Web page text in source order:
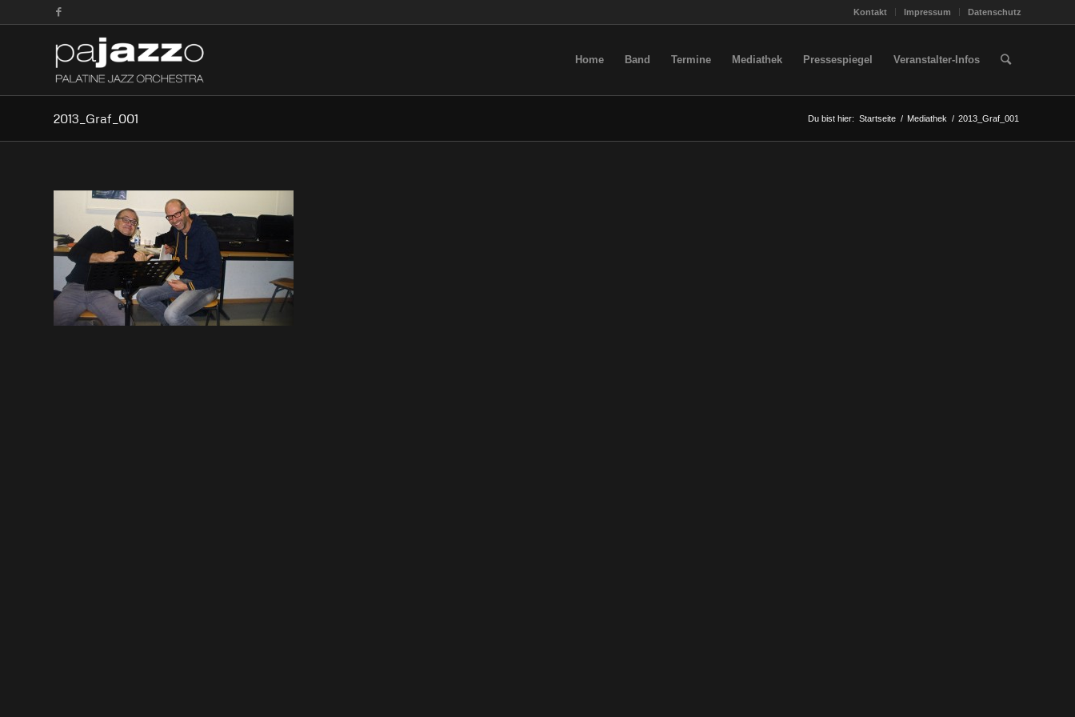
Kontakt Impressum Datenschutz
Home Band Termine Mediathek Pressespiegel Veranstalter-Infos
2013_Graf_001 Du bist hier: Startseite / Mediathek / 2013_Graf_001